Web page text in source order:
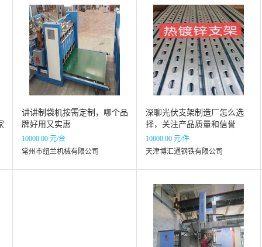
讲讲制袋机按需定制，哪个品
牌好用又实惠
10000.00 元/台
常州市纽兰机械有限公司
深聊光伏支架制造厂怎么选
择，关注产品质量和信誉
10000.00 元/件
天津博汇通钢铁有限公司